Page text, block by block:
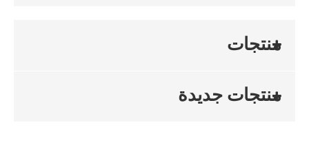
منتجات
منتجات جديدة